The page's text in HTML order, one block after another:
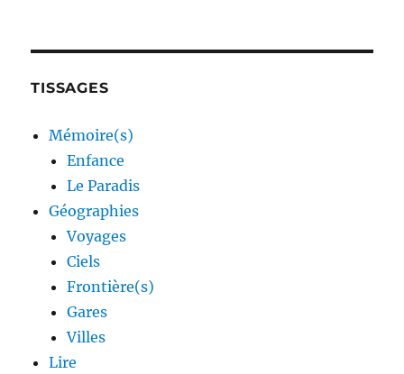
TISSAGES
Mémoire(s)
Enfance
Le Paradis
Géographies
Voyages
Ciels
Frontière(s)
Gares
Villes
Lire